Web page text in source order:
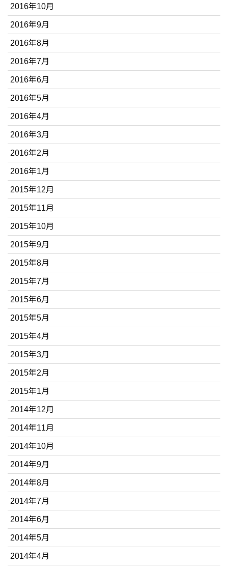
2016年10月
2016年9月
2016年8月
2016年7月
2016年6月
2016年5月
2016年4月
2016年3月
2016年2月
2016年1月
2015年12月
2015年11月
2015年10月
2015年9月
2015年8月
2015年7月
2015年6月
2015年5月
2015年4月
2015年3月
2015年2月
2015年1月
2014年12月
2014年11月
2014年10月
2014年9月
2014年8月
2014年7月
2014年6月
2014年5月
2014年4月